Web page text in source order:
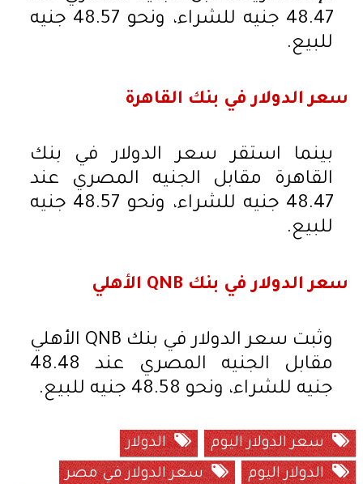
48.47 جنيه للشراء، ونحو 48.57 جنيه
للبيع.
سعر الدولار في بنك القاهرة
بينما استقر سعر الدولار في بنك
القاهرة مقابل الجنيه المصري عند
48.47 جنيه للشراء، ونحو 48.57 جنيه
للبيع.
سعر الدولار في بنك QNB الأهلي
وثبت سعر الدولار في بنك QNB الأهلي
مقابل الجنيه المصري عند 48.48
جنيه للشراء، ونحو 48.58 جنيه للبيع.
سعر الدولار اليوم
الدولار
الدولار اليوم
سعر الدولار في مصر